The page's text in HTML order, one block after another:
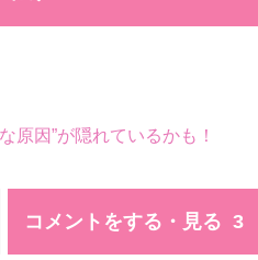
因”が隠れているかも！
コメントをする・見る